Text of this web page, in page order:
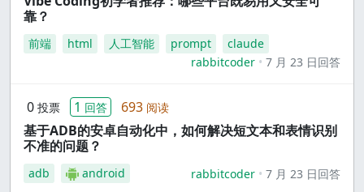
靠？
前端 html 人工智能 prompt
claude
rabbitcoder
7 月 23 日回答
0 投票 1 回答 693 阅读
基于ADB的安卓自动化中，如何解决短文本和表情识别
不准的问题？
adb android rabbitcoder 7 月 23 日回答